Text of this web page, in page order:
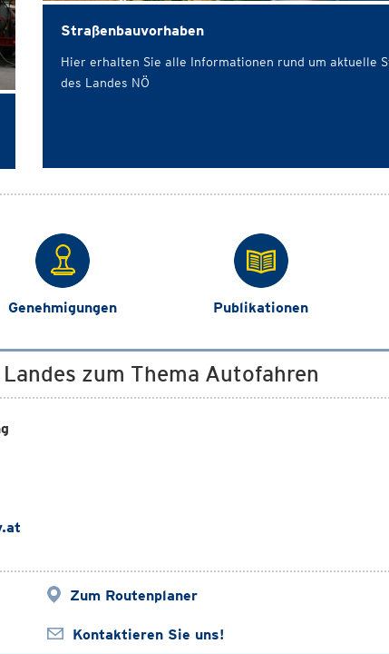
Straßenbauvorhaben
Hier erhalten Sie alle Informationen rund um aktuelle
des Landes NÖ
Genehmigungen Publikationen
zum Thema Autofahren
Zum Routenplaner
Kontaktieren Sie uns!